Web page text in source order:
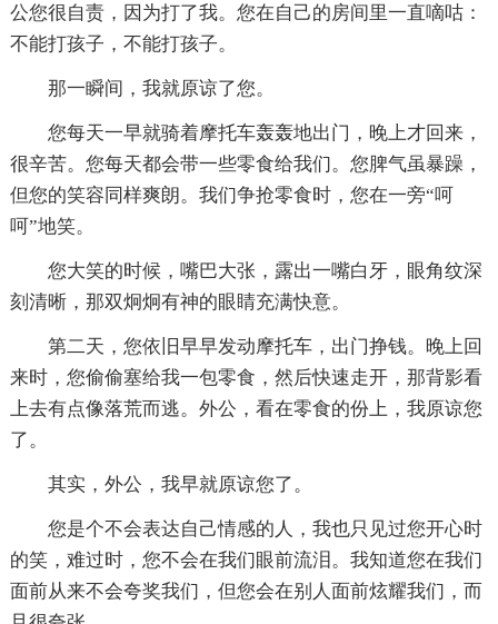
公您很自责，因为打了我。您在自己的房间里一直嘀咕：
不能打孩子，不能打孩子。
那一瞬间，我就原谅了您。
您每天一早就骑着摩托车轰轰地出门，晚上才回来，
很辛苦。您每天都会带一些零食给我们。您脾气虽暴躁，
但您的笑容同样爽朗。我们争抢零食时，您在一旁“呵
呵”地笑。
您大笑的时候，嘴巴大张，露出一嘴白牙，眼角纹深
刻清晰，那双炯炯有神的眼睛充满快意。
第二天，您依旧早早发动摩托车，出门挣钱。晚上回
来时，您偷偷塞给我一包零食，然后快速走开，那背影看
上去有点像落荒而逃。外公，看在零食的份上，我原谅您
了。
其实，外公，我早就原谅您了。
您是个不会表达自己情感的人，我也只见过您开心时
的笑，难过时，您不会在我们眼前流泪。我知道您在我们
面前从来不会夸奖我们，但您会在别人面前炫耀我们，而